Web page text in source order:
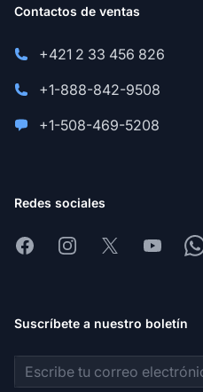
Contactos de ventas
+421 2 33 456 826
+1-888-842-9508
+1-508-469-5208
Redes sociales
FacebookInstagram
X Youtube
Suscríbete a nuestro boletín
Dirección de correo